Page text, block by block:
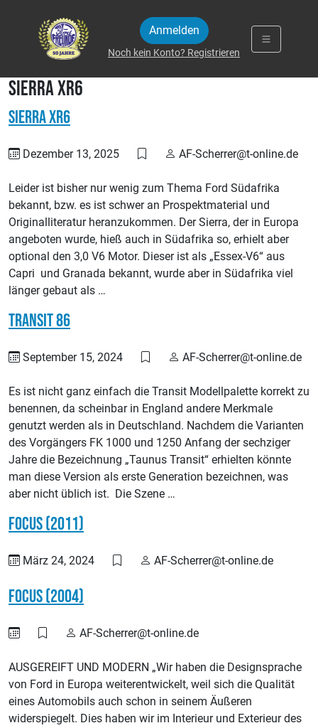
Anmelden
Noch kein Konto? Registrieren
Sierra XR6
Sierra XR6
Dezember 13, 2025 AF-Scherrer@t-online.de
Leider ist bisher nur wenig zum Thema Ford Südafrika
bekannt, bzw. es ist schwer an Prospektmaterial und
Originalliteratur heranzukommen. Der Sierra, der in Europa
angeboten wurde, hieß auch in Südafrika so, erhielt aber
optional den 3,0 V6 Motor. Dieser ist als „Essex-V6“ aus
Capri und Granada bekannt, wurde aber in Südafrika viel
länger gebaut als …
Transit 86
September 15, 2024 AF-Scherrer@t-online.de
Es ist nicht ganz einfach die Transit Modellpalette korrekt zu
benennen, da scheinbar in England andere Merkmale
genutzt werden als in Deutschland. Nachdem die Varianten
des Vorgängers FK 1000 und 1250 Anfang der sechziger
Jahre die Bezeichnung „Taunus Transit“ erhielten könnte
man diese Version als erste Generation bezeichnen, was
aber nicht üblich ist. Die Szene …
Focus (2011)
März 24, 2024 AF-Scherrer@t-online.de
Focus (2004)
AF-Scherrer@t-online.de
AUSGEREIFT UND MODERN „Wir haben die Designsprache
von Ford in Europa weiterentwickelt, weil sich die Qualität
eines Automobils auch schon in seinem Äußeren
widerspiegelt. Dies haben wir im Interieur und Exterieur des